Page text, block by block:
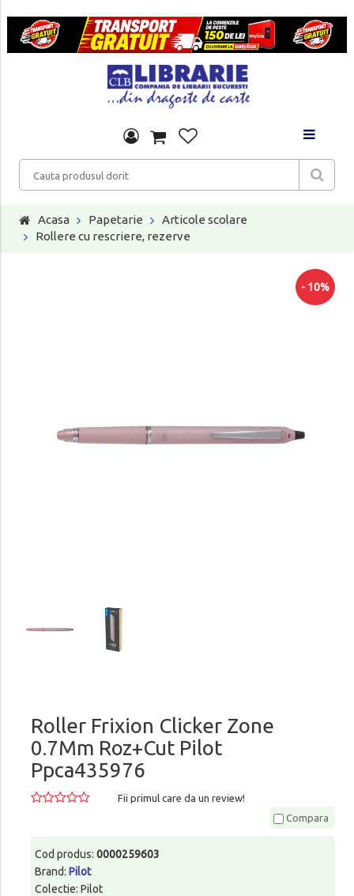
Acasa Papetarie
Articole scolare
Rollere cu rescriere, rezerve
- 10%
Roller Frixion Clicker Zone
0.7Mm Roz+Cut Pilot
Ppca435976
Fii primul care da un review!
Compara
Cod produs: 0000259603
Brand: Pilot
Colectie: Pilot